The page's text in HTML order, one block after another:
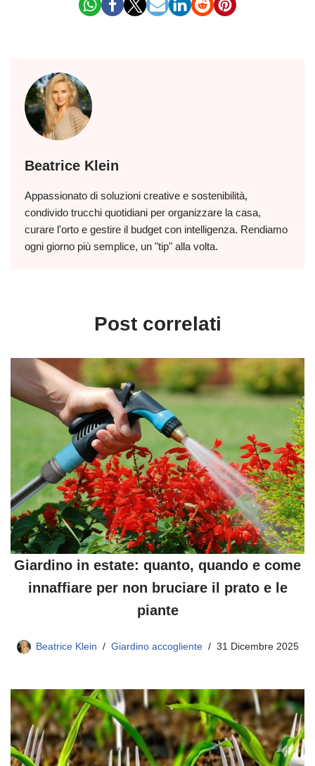
Beatrice Klein
Appassionato di soluzioni creative e sostenibilità,
condivido trucchi quotidiani per organizzare la casa,
curare l'orto e gestire il budget con intelligenza. Rendiamo
ogni giorno più semplice, un "tip" alla volta.
Post correlati
Giardino in estate: quanto, quando e come
innaffiare per non bruciare il prato e le
piante
Beatrice Klein Giardino accogliente 31 Dicembre 2025